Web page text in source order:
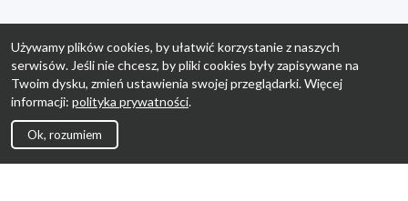
Używamy plików cookies, by ułatwić korzystanie z naszych
serwisów. Jeśli nie chcesz, by pliki cookies były zapisywane na
Twoim dysku, zmień ustawienia swojej przeglądarki. Więcej
informacji: polityka prywatności.
Ok, rozumiem